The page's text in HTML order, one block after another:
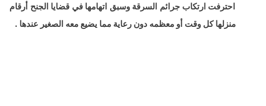
احترفت ارتكاب جرائم السرقة وسبق اتهامها في قضايا الجنح
منزلها كل وقت أو معظمه دون رعاية مما يضيع معه الصغير عندها .